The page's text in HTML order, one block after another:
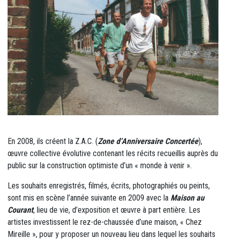
En 2008, ils créent la Z.A.C. (Zone d’Anniversaire Concertée),
œuvre collective évolutive contenant les récits recueillis auprès du
public sur la construction optimiste d’un « monde à venir ».
Les souhaits enregistrés, filmés, écrits, photographiés ou peints,
sont mis en scène l’année suivante en 2009 avec la Maison au
Courant, lieu de vie, d’exposition et œuvre à part entière. Les
artistes investissent le rez-de-chaussée d’une maison, « Chez
Mireille », pour y proposer un nouveau lieu dans lequel les souhaits